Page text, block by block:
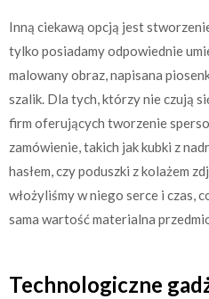
Inną ciekawą opcją jest
tylko posiadamy odpowiednie
malowany obraz, napisana
szalik. Dla tych, którzy nie czują
firm oferujących tworzenie
zamówienie, takich jak kubki z
hasłem, czy poduszki z kolażem
włożyliśmy w niego serce i czas,
sama wartość materialna
Technologiczne